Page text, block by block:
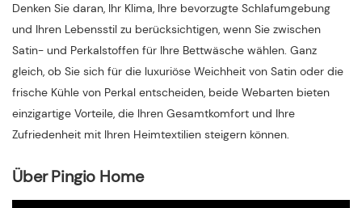
Denken Sie daran, Ihr Klima, Ihre bevorzugte Schlafumgebung
und Ihren Lebensstil zu berücksichtigen, wenn Sie zwischen
Satin- und Perkalstoffen für Ihre Bettwäsche wählen. Ganz
gleich, ob Sie sich für die luxuriöse Weichheit von Satin oder die
frische Kühle von Perkal entscheiden, beide Webarten bieten
einzigartige Vorteile, die Ihren Gesamtkomfort und Ihre
Zufriedenheit mit Ihren Heimtextilien steigern können.
Über Pingio Home